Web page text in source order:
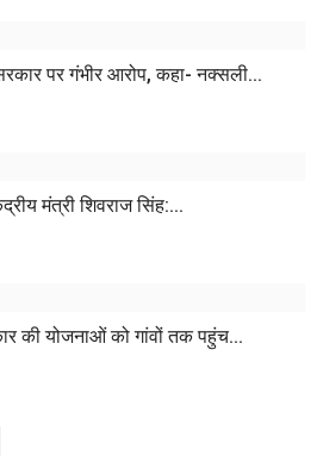
पर गंभीर आरोप, कहा- नक्सली...
मंत्री शिवराज सिंह:...
की योजनाओं को गांवों तक पहुंच...